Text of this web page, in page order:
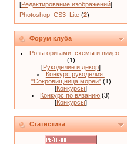
[Редактирование изображений]
Photoshop_CS3_Lite (2)
Форум клуба
Розы оригами: схемы и видео.
(1)
[Рукоделие и декор]
Конкурс рукоделия:
"Сокровищница морей" (1)
[Конкурсы]
Конкурс по вязанию (3)
[Конкурсы]
Статистика